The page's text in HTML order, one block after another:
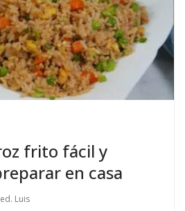
frito fácil y
en casa
Luis